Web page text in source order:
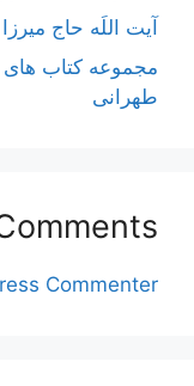
آیت اللَه حاج
مجموعه کتاب
طهرانی
Commenter